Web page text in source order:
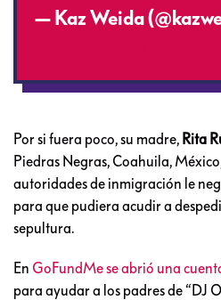
— Kaz Weida
Por si fuera poco, su madre, Rita
Piedras Negras, Coahuila,
autoridades de inmigración le
para que pudiera acudir a
sepultura.
En GoFundMe se abrió una
para ayudar a los padres de “DJ